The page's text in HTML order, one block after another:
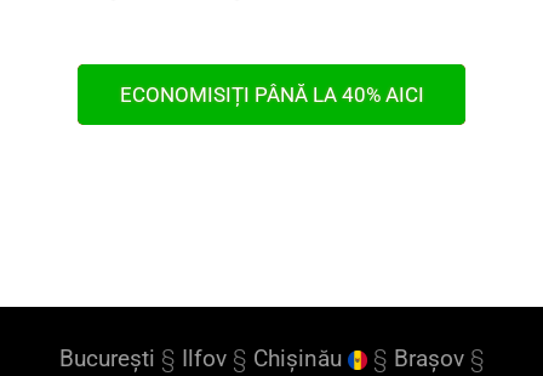
ECONOMISIȚI PÂNĂ LA 40% AICI
București § Ilfov§ Chișinău § Brașov§